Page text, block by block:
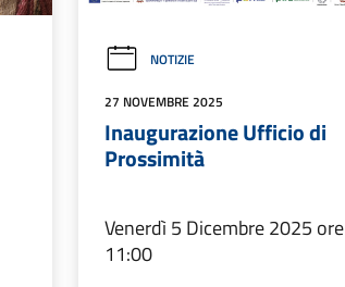
NOTIZIE
27 NOVEMBRE 2025
Inaugurazione Ufficio di
Prossimità
Venerdì 5 Dicembre 2025 ore
11:00